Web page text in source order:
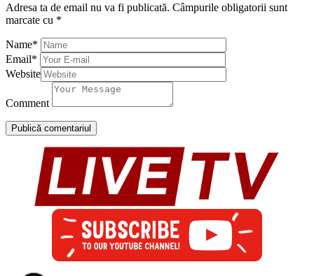
Adresa ta de email nu va fi publicată. Câmpurile obligatorii sunt
marcate cu *
Name*
Email*
Website
Comment